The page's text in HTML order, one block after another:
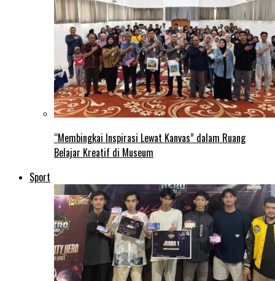
“Membingkai Inspirasi Lewat Kanvas” dalam Ruang
Belajar Kreatif di Museum
Sport